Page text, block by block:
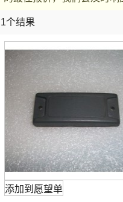
1个结果
添加到愿望单